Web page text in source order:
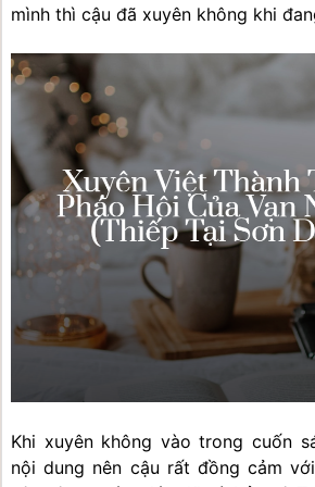
mình thì cậu đã xuyên không khi
Khi xuyên không vào trong cuốn
nội dung nên cậu rất đồng cảm